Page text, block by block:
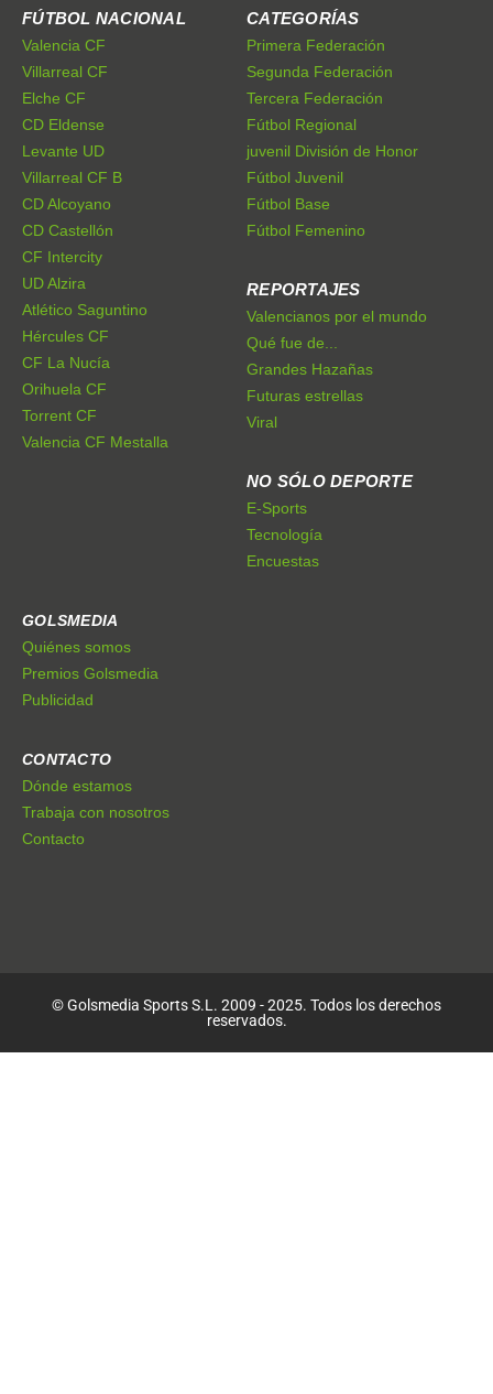
FÚTBOL NACIONAL
Valencia CF
Villarreal CF
Elche CF
CD Eldense
Levante UD
Villarreal CF B
CD Alcoyano
CD Castellón
CF Intercity
UD Alzira
Atlético Saguntino
Hércules CF
CF La Nucía
Orihuela CF
Torrent CF
Valencia CF Mestalla
CATEGORÍAS
Primera Federación
Segunda Federación
Tercera Federación
Fútbol Regional
juvenil División de Honor
Fútbol Juvenil
Fútbol Base
Fútbol Femenino
REPORTAJES
Valencianos por el mundo
Qué fue de...
Grandes Hazañas
Futuras estrellas
Viral
NO SÓLO DEPORTE
E-Sports
Tecnología
Encuestas
GOLSMEDIA
Quiénes somos
Premios Golsmedia
Publicidad
CONTACTO
Dónde estamos
Trabaja con nosotros
Contacto
© Golsmedia Sports S.L. 2009 - 2025. Todos los derechos
reservados.